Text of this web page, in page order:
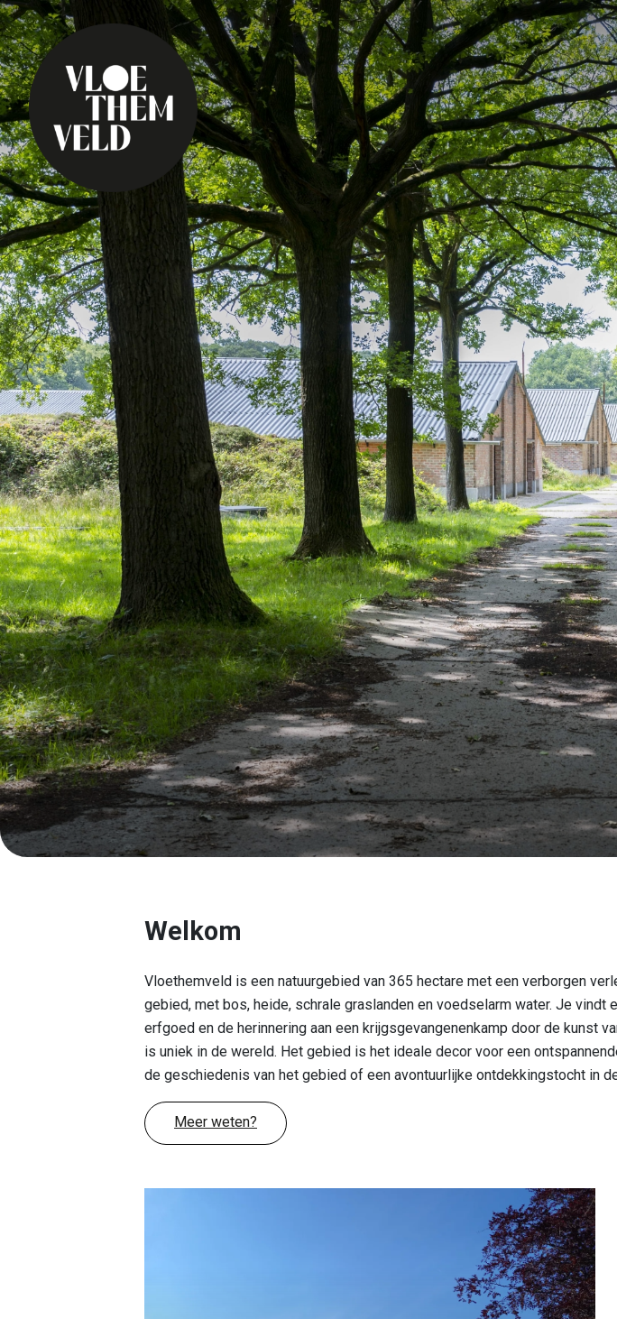
Home Te doen
Alle activiteiten
Gidsbeurten
Routes
Kunst in Vloethemveld
Ontdek
Europese
Cultuurhistorisch
Een boeiende
Een blik op de
Boek Verborgen
Welkom
Vloethemveld is een natuurgebied van 365 hectare met een verborgen
gebied, met bos, heide, schrale graslanden en voedselarm water. Je vindt
erfgoed en de herinnering aan een krijgsgevangenenkamp door de kunst
is uniek in de wereld. Het gebied is het ideale decor voor een
de geschiedenis van het gebied of een avontuurlijke ontdekkingstocht in
Meer weten?